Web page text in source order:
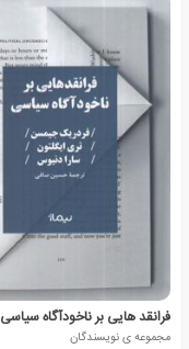
فرانقد هایی بر ناخودآگاه سیاسی
مجموعه ی نویسندگان